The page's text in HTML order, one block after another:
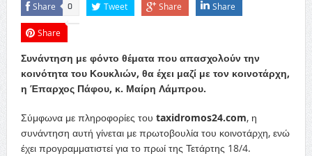
Share 0 Tweet Share Share
Share
Συνάντηση με φόντο θέματα που απασχολούν την
κοινότητα του Κουκλιών, θα έχει μαζί με τον κοινοτάρχη,
η Έπαρχος Πάφου, κ. Μαίρη Λάμπρου.
Σύμφωνα με πληροφορίες του taxidromos24.com, η
συνάντηση αυτή γίνεται με πρωτοβουλία του κοινοτάρχη, ενώ
έχει προγραμματιστεί για το πρωί της Τετάρτης 18/4.